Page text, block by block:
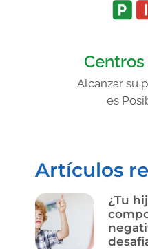
Centros
Alcanzar su
es
Artículos
¿Tu